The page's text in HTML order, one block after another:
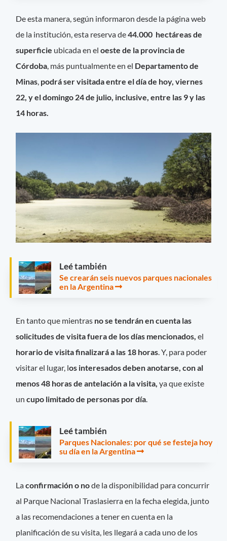
De esta manera, según informaron desde la página web
de la institución, esta reserva de44.000 hectáreas de
superficie ubicada en eloeste de la provincia de
Córdoba, más puntualmente en el Departamento de
Minas, podrá ser visitada entre el día de hoy, viernes
22, y el domingo 24 de julio, inclusive, entre las 9 y las
14 horas.
Leé también
Se crearán seis nuevos parques nacionales
en la Argentina
En tanto que mientras no se tendrán en cuenta las
solicitudes de visita fuera de los días mencionados, el
horario de visita finalizará a las 18 horas. Y, para poder
visitar el lugar, los interesados deben anotarse, con al
menos 48 horas de antelación a la visita, ya que existe
uncupo limitado de personas por día.
Leé también
Parques Nacionales: por qué se festeja hoy
su día en la Argentina
Laconfirmación o node la disponibilidad para concurrir
al Parque Nacional Traslasierra en la fecha elegida, junto
a las recomendaciones a tener en cuenta en la
planificación de su visita, les llegará a cada uno de los